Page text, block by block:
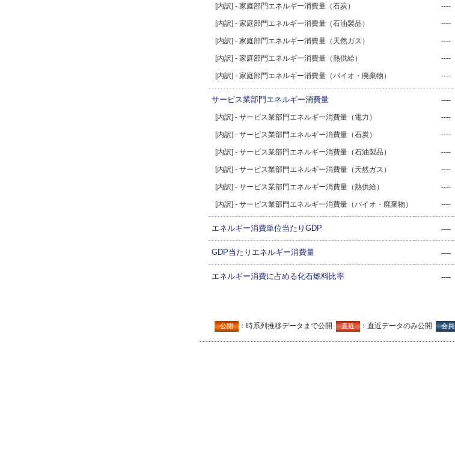
[内訳] - 家庭部門エネルギー消費量（石炭） ----
[内訳] - 家庭部門エネルギー消費量（石油製品） ----
[内訳] - 家庭部門エネルギー消費量（天然ガス） ----
[内訳] - 家庭部門エネルギー消費量（熱供給） ----
[内訳] - 家庭部門エネルギー消費量（バイオ・廃棄物） ----
サービス業部門エネルギー消費量 ----
[内訳] - サービス業部門エネルギー消費量（電力） ----
[内訳] - サービス業部門エネルギー消費量（石炭） ----
[内訳] - サービス業部門エネルギー消費量（石油製品） ----
[内訳] - サービス業部門エネルギー消費量（天然ガス） ----
[内訳] - サービス業部門エネルギー消費量（熱供給） ----
[内訳] - サービス業部門エネルギー消費量（バイオ・廃棄物） ----
エネルギー消費単位当たりGDP ----
GDP当たりエネルギー消費量 ----
エネルギー消費に占める化石燃料比率 ----
公開 ：時系列推移データまで公開 直近 ：直近データのみ公開 会員